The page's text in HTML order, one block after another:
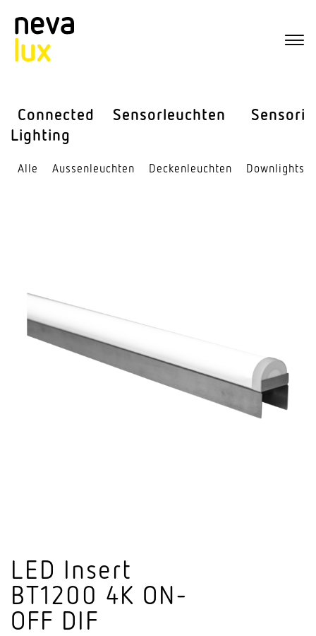
Connected
Lighting
Sensor­leuchten Sensorik
Alle Aussen­leuchten Decken­leuchten Down­lights
LED Insert
BT1200 4K ON-
OFF DIF